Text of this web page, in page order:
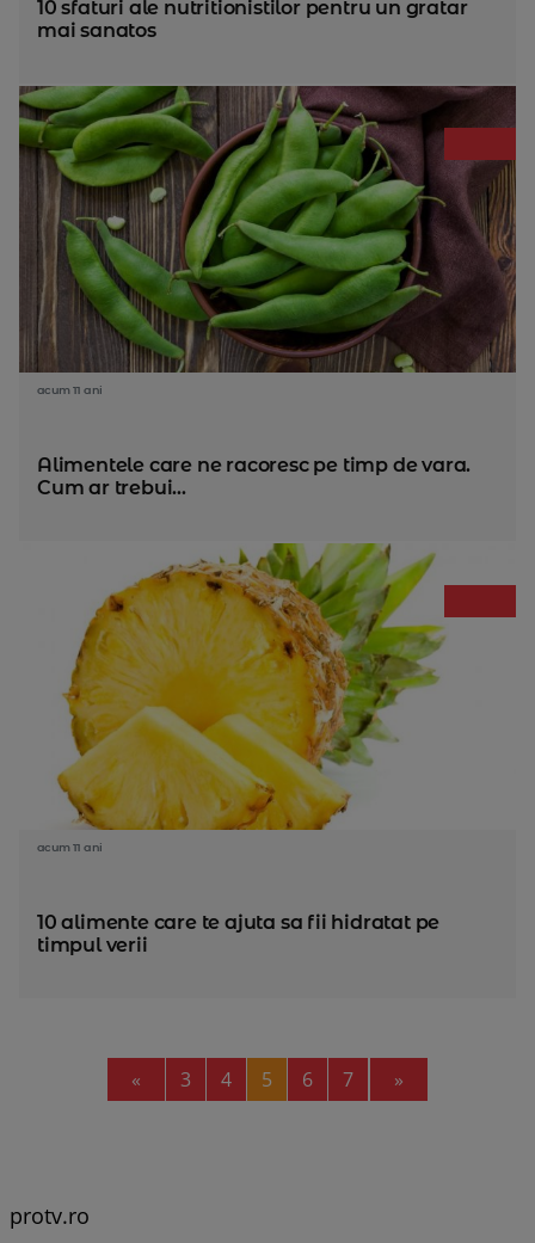
10 sfaturi ale nutritionistilor pentru un gratar
mai sanatos
acum 11 ani
Alimentele care ne racoresc pe timp de vara.
Cum ar trebui...
acum 11 ani
10 alimente care te ajuta sa fii hidratat pe
timpul verii
« Previous
3 4 5 6 7 »
protv.ro